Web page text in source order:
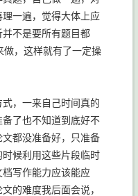
一遍，觉得大体上应
不是要所有题目都
做，这样就有了一定操
，一来自己时间真的
了也不知道到底好不
都没准备好，只准备
候利用这些片段临时
写作能力应该能应
的难度我后面会说，